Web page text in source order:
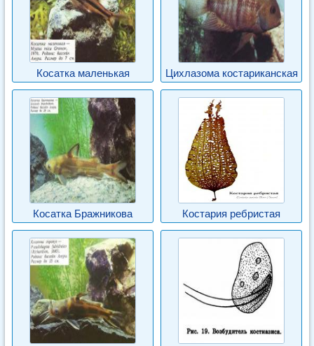
Косатка маленькая Цихлазома костариканская
Косатка Бражникова Костария ребристая